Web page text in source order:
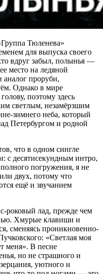
Тюленева»
для выпуска своего
вдруг забыл, полынья —
место на ледяной
аналог проруби,
Однако в мире
поэтому здесь
светлым, незамёрзшим
зимнего неба, который
Петербургом и родной
что в одном сингле
с десятисекундным интро,
погружения, я не
двух, потому что
ещё и звучанием
роковый лад, прежде чем
Хмурые клавиши и
сменяясь проникновенно-
«Светлая моя
меня». В песне
но не страшного и
уютного и